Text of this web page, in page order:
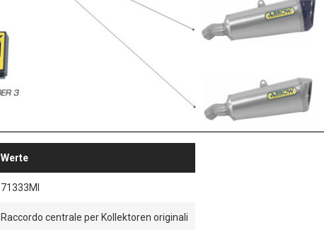
Werte
71333MI
Raccordo centrale per Kollektoren originali